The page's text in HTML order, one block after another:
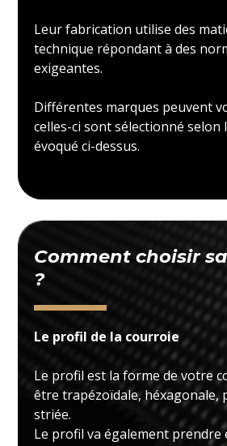
Leur fabrication utilise des
technique répondant à des
exigeantes.
Différentes marques peuvent
celles-ci sont sélectionné selon
évoqué ci-dessus.
Comment choisir
?
Le profil de la courroie
Le profil est la forme de votre
être trapézoïdale, héxagonale,
striée.
Le profil va également prendre